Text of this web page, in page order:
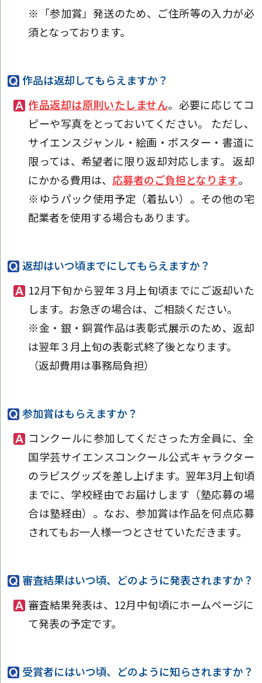
※「参加賞」発送のため、ご住所等の入力が必
須となっております。
作品は返却してもらえますか？
作品返却は原則いたしません。必要に応じてコ
ピーや写真をとっておいてください。 ただし、
サイエンスジャンル・絵画・ポスター・書道に
限っては、希望者に限り返却対応します。 返却
にかかる費用は、 応募者のご負担となります。
※ゆうパック使用予定（着払い）。その他の宅
配業者を使用する場合もあります。
返却はいつ頃までにしてもらえますか？
12月下旬から翌年３月上旬頃までにご返却いた
します。お急ぎの場合は、ご相談ください。
※金・銀・銅賞作品は表彰式展示のため、返却
は翌年３月上旬の表彰式終了後となります。
（返却費用は事務局負担）
参加賞はもらえますか？
コンクールに参加してくださった方全員に、全
国学芸サイエンスコンクール公式キャラクター
のラピスグッズを差し上げます。翌年3月上旬頃
までに、学校経由でお届けします（塾応募の場
合は塾経由）。なお、参加賞は作品を何点応募
されてもお一人様一つとさせていただきます。
審査結果はいつ頃、どのように発表されますか？
審査結果発表は、12月中旬頃にホームページに
て発表の予定です。
受賞者にはいつ頃、どのように知らされますか？